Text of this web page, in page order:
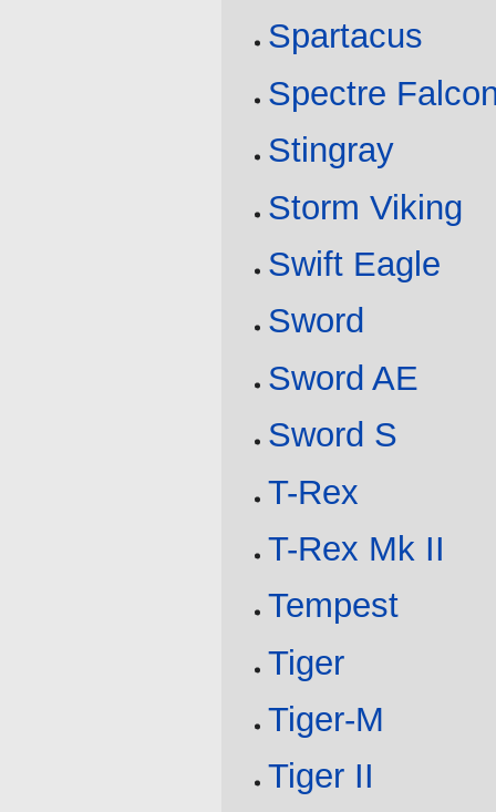
Spartacus
Spectre
Stingray
Storm Viking
Swift Eagle
Sword
Sword AE
Sword S
T-Rex
T-Rex Mk II
Tempest
Tiger
Tiger-M
Tiger II